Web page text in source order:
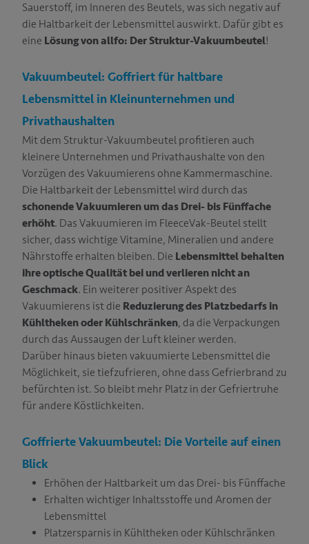
Sauerstoff, im Inneren des Beutels, was sich negativ auf
die Haltbarkeit der Lebensmittel auswirkt. Dafür gibt es
eine Lösung von allfo: Der Struktur-Vakuumbeutel!
Vakuumbeutel: Goffriert für haltbare
Lebensmittel in Kleinunternehmen und
Privathaushalten
Mit dem Struktur-Vakuumbeutel profitieren auch
kleinere Unternehmen und Privathaushalte von den
Vorzügen des Vakuumierens ohne Kammermaschine.
Die Haltbarkeit der Lebensmittel wird durch das
schonende Vakuumieren um das Drei- bis Fünffache
erhöht. Das Vakuumieren im FleeceVak-Beutel stellt
sicher, dass wichtige Vitamine, Mineralien und andere
Nährstoffe erhalten bleiben. Die Lebensmittel behalten
ihre optische Qualität bei und verlieren nicht an
Geschmack. Ein weiterer positiver Aspekt des
Vakuumierens ist die Reduzierung des Platzbedarfs in
Kühltheken oder Kühlschränken, da die Verpackungen
durch das Aussaugen der Luft kleiner werden.
Darüber hinaus bieten vakuumierte Lebensmittel die
Möglichkeit, sie tiefzufrieren, ohne dass Gefrierbrand zu
befürchten ist. So bleibt mehr Platz in der Gefriertruhe
für andere Köstlichkeiten.
Goffrierte Vakuumbeutel: Die Vorteile auf einen
Blick
Erhöhen der Haltbarkeit um das Drei- bis Fünffache
Erhalten wichtiger Inhaltsstoffe und Aromen der
Lebensmittel
Platzersparnis in Kühltheken oder Kühlschränken